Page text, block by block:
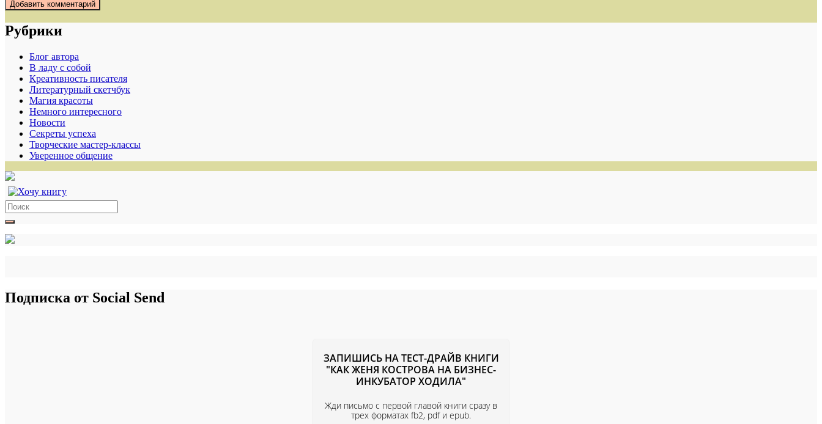
Рубрики
Блог автора
В ладу с собой
Креативность писателя
Литературный скетчбук
Магия красоты
Немного интересного
Новости
Секреты успеха
Творческие мастер-классы
Уверенное общение
Search
for:
Подписка от Social Send
ЗАПИШИСЬ НА ТЕСТ-ДРАЙВ КНИГИ
"КАК ЖЕНЯ КОСТРОВА НА БИЗНЕС-
ИНКУБАТОР ХОДИЛА"
Жди письмо с первой главой книги сразу в
трех форматах fb2, pdf и epub.